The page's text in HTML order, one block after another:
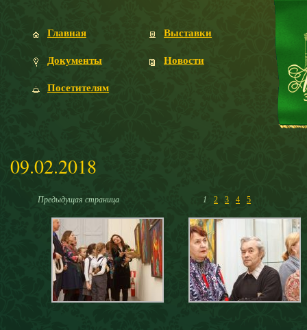
Главная
Документы
Посетителям
Выставки
Новости
09.02.2018
Предыдущая страница 1 2 3 4 5